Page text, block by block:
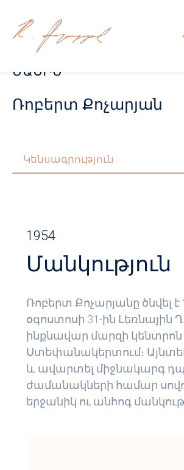
ՄԱՍԻՆ
Ռոբերտ Քոչարյան
Կենսագրություն
1954
Մանկություն
Ռոբերտ Քոչարյանը ծնվել է
օգոստոսի 31-ին
ինքնավար մարզի կենտրոն
Ստեփանակերտում։ Այնտեղ
և ավարտել միջնակարգ
ժամանակների համար
երջանիկ ու անհոգ